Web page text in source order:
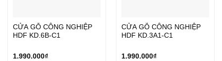
CỬA GỖ CÔNG NGHIỆP
HDF KD.6B-C1
1.990.000₫
CỬA GỖ CÔNG NGHIỆP
HDF KD.3A1-C1
1.990.000₫